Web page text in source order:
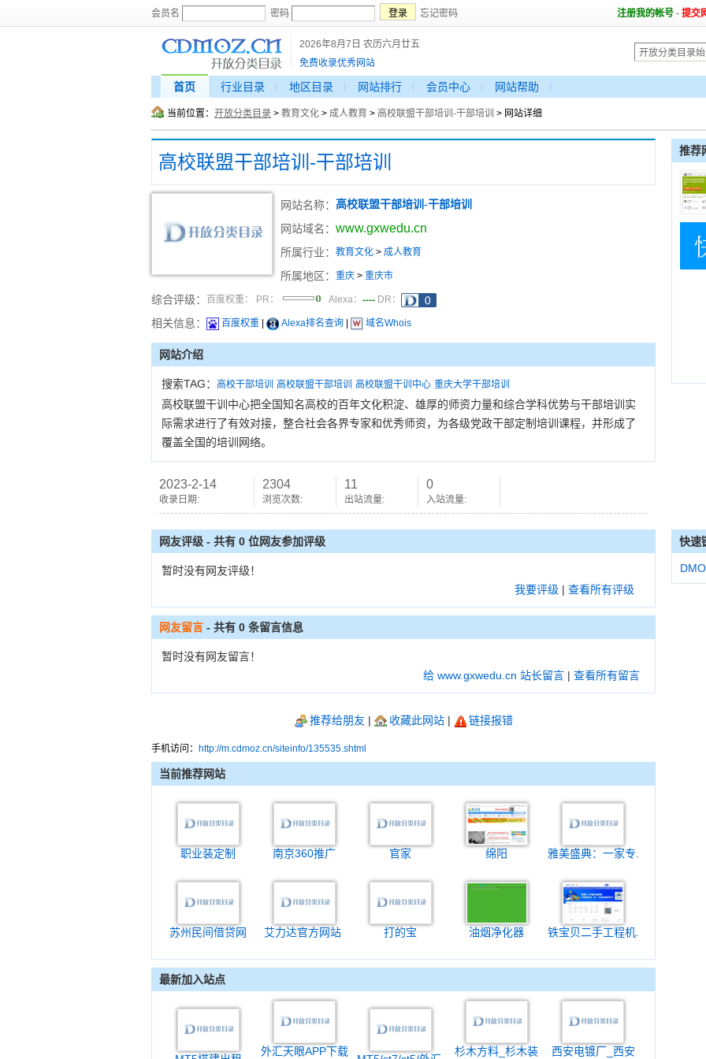
会员名 密码 忘记密码 注册我的帐号 - 提交
2026年8月7日 农历六月廿五
免费收录优秀网站
首页 行业目录 地区目录 网站排行 会员中心 网站帮助
当前位置： 开放分类目录 > 教育文化 > 成人教育 > 高校联盟干部培训-干部培训 > 网站详细
高校联盟干部培训-干部培训
网站名称： 高校联盟干部培训-干部培训
网站域名： www.gxwedu.cn
所属行业： 教育文化 > 成人教育
所属地区： 重庆 > 重庆市
综合评级： 百度权重： PR： Alexa： ---- DR：
相关信息： 百度权重 Alexa排名查询 域名Whois
网站介绍
搜索TAG： 高校干部培训 高校联盟干部培训 高校联盟干训中心 重庆大学干部培训
高校联盟干训中心把全国知名高校的百年文化积淀、雄厚的师资力量和综合学科优势与干部培训实
际需求进行了有效对接，整合社会各界专家和优秀师资，为各级党政干部定制培训课程，并形成了
覆盖全国的培训网络。
2023-2-14
收录日期:
2304
浏览次数:
11
出站流量:
0
入站流量:
推荐
网友评级 - 共有 0 位网友参加评级
暂时没有网友评级！
我要评级 | 查看所有评级
网友留言 - 共有 0 条留言信息
暂时没有网友留言！
给 www.gxwedu.cn 站长留言 | 查看所有留言
推荐给朋友 | 收藏此网站| 链接报错
手机访问： http://m.cdmoz.cn/siteinfo/135535.shtml
当前推荐网站
职业装定制 南京360推广 官家 绵阳 雅美盛典：一家专.
苏州民间借贷网 艾力达官方网站 打的宝 油烟净化器 铁宝贝二手工程机.
最新加入站点
外汇天眼APP下载 杉木方料_杉木装 西安电镀厂_西安
快速